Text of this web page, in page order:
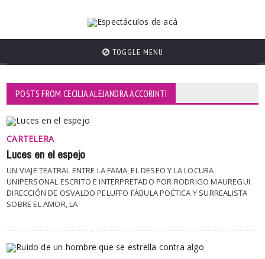
TOGGLE MENU
POSTS FROM CECILIA ALEJANDRA ACCORINTI
CARTELERA
Luces en el espejo
UN VIAJE TEATRAL ENTRE LA FAMA, EL DESEO Y LA LOCURA
UNIPERSONAL ESCRITO E INTERPRETADO POR RODRIGO MAUREGUI
DIRECCIÓN DE OSVALDO PELUFFO FÁBULA POÉTICA Y SURREALISTA
SOBRE EL AMOR, LA